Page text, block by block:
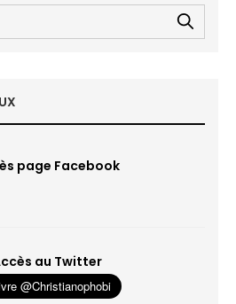
page Facebook
au Twitter